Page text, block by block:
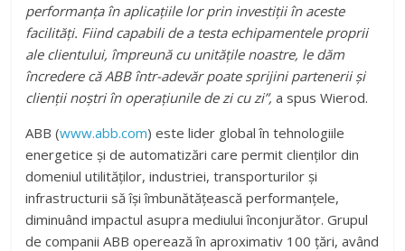
performanța în aplicațiile lor prin investiții în aceste
facilități. Fiind capabili de a testa echipamentele proprii
ale clientului, împreună cu unitățile noastre, le dăm
încredere că ABB într-adevăr poate sprijini partenerii și
clienții noștri în operațiunile de zi cu zi”, a spus Wierod.
ABB (www.abb.com) este lider global în tehnologiile
energetice și de automatizări care permit clienților din
domeniul utilităților, industriei, transporturilor și
infrastructurii să își îmbunătățească performanțele,
diminuând impactul asupra mediului înconjurător. Grupul
de companii ABB operează în aproximativ 100 țări, având